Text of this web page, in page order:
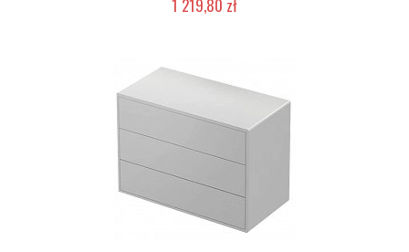
1 219,80 zł